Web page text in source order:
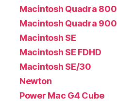
Macintosh Quadra 800
Macintosh Quadra 900
Macintosh SE
Macintosh SE FDHD
Macintosh SE/30
Newton
Power Mac G4 Cube